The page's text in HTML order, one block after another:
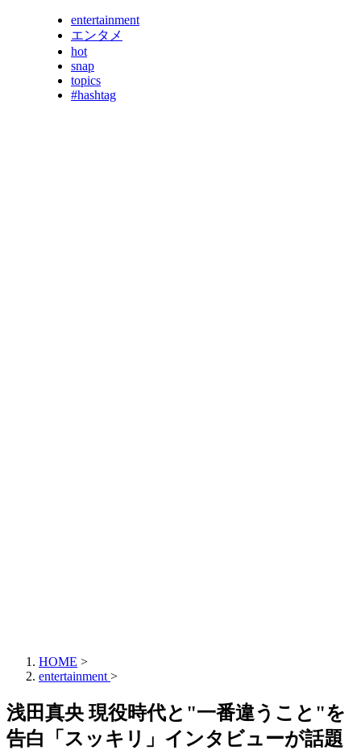
entertainment
エンタメ
hot
snap
topics
#hashtag
HOME >
entertainment >
浅田真央 現役時代と"一番違うこと"を
告白「スッキリ」インタビューが話題